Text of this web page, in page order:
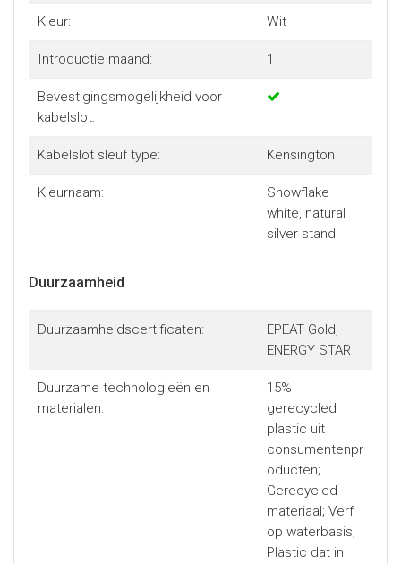
Kleur: Wit
Introductie maand: 1
Bevestigingsmogelijkheid voor
kabelslot:
Kabelslot sleuf type: Kensington
Kleurnaam:
Snowflake
white, natural
silver stand
Duurzaamheid
Duurzaamheidscertificaten:
EPEAT Gold,
ENERGY STAR
Duurzame technologieën en
materialen:
15%
gerecycled
plastic uit
consumentenpr
oducten;
Gerecycled
materiaal; Verf
op waterbasis;
Plastic dat in